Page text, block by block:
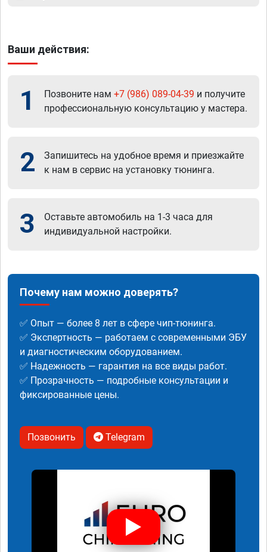
Ваши действия:
1 Позвоните нам +7 (986) 089-04-39 и получите
профессиональную консультацию у мастера.
2
Запишитесь на удобное время и приезжайте
к нам в сервис на установку тюнинга.
3
Оставьте автомобиль на 1-3 часа для
индивидуальной настройки.
Почему нам можно доверять?
✅ Опыт — более 8 лет в сфере чип-тюнинга.
✅ Экспертность — работаем с современными ЭБУ
и диагностическим оборудованием.
✅ Надежность — гарантия на все виды работ.
✅ Прозрачность — подробные консультации и
фиксированные цены.
Позвонить Telegram